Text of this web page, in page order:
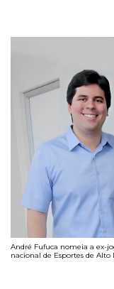
André Fufuca nomeia a ex-
nacional de Esportes de